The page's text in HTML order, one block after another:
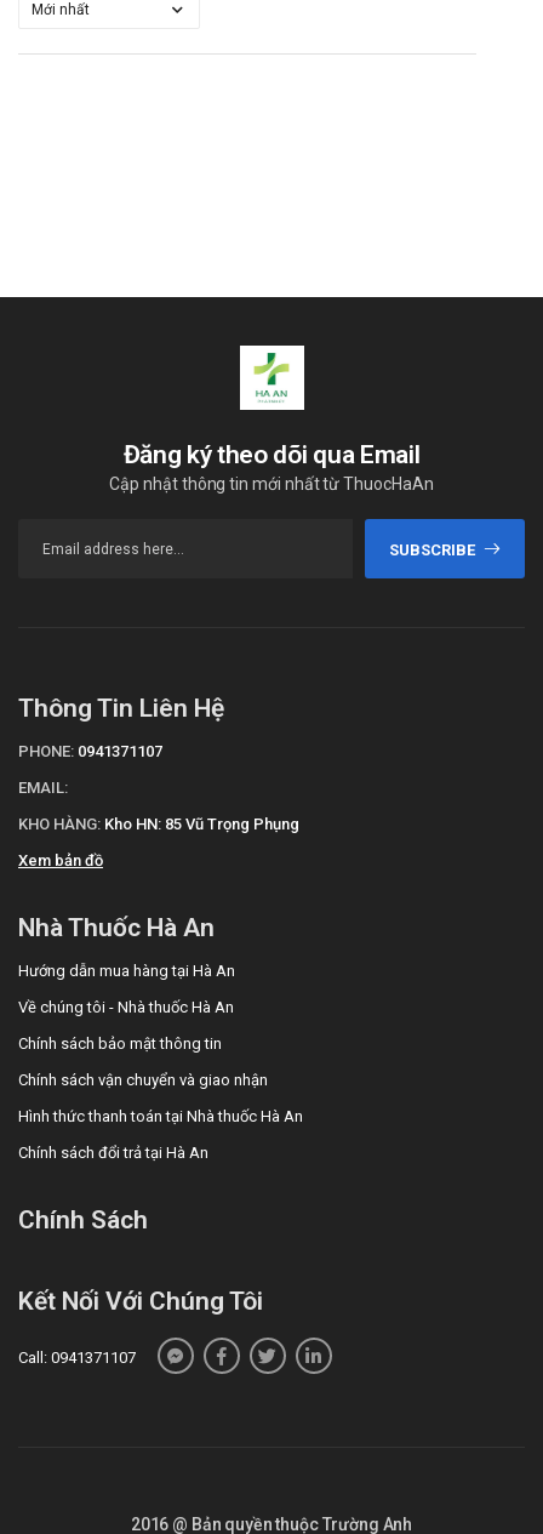
Đăng ký theo dõi qua Email
Cập nhật thông tin mới nhất từ ThuocHaAn
SUBSCRIBE
Thông Tin Liên Hệ
PHONE: 0941371107
EMAIL:
KHO HÀNG: Kho HN: 85 Vũ Trọng Phụng
Xem bản đồ
Nhà Thuốc Hà An
Hướng dẫn mua hàng tại Hà An
Về chúng tôi - Nhà thuốc Hà An
Chính sách bảo mật thông tin
Chính sách vận chuyển và giao nhận
Hình thức thanh toán tại Nhà thuốc Hà An
Chính sách đổi trả tại Hà An
Chính Sách
Kết Nối Với Chúng Tôi
Call: 0941371107
2016 @ Bản quyền thuộc Trường Anh